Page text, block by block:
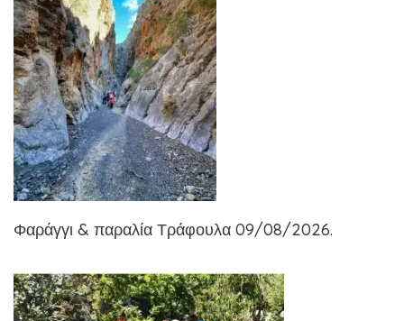
Φαράγγι & παραλία Τράφουλα 09/08/2026.